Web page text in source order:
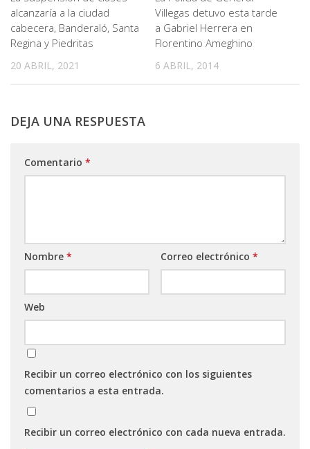
alcanzaría a la ciudad
cabecera, Banderaló, Santa
Regina y Piedritas
20 ABRIL, 2021
Villegas detuvo esta tarde
a Gabriel Herrera en
Florentino Ameghino
6 ABRIL, 2014
DEJA UNA RESPUESTA
Comentario *
Nombre * Correo electrónico *
Web
Recibir un correo electrónico con los siguientes
comentarios a esta entrada.
Recibir un correo electrónico con cada nueva entrada.